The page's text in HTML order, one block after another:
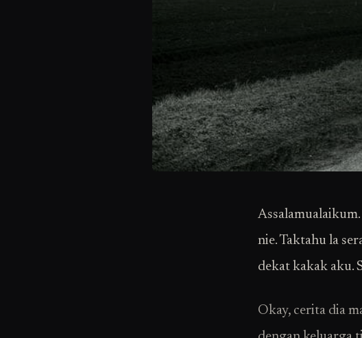
nie. Taktahu la
dekat kakak aku.
Okay, cerita dia